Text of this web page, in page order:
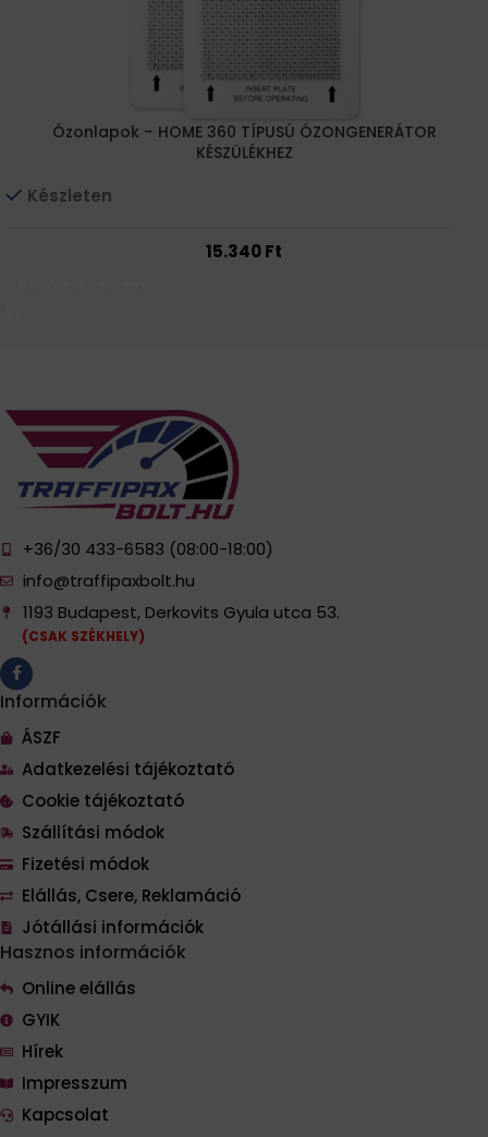
Ózonlapok – HOME 360 TÍPUSÚ ÓZONGENERÁTOR
KÉSZÜLÉKHEZ
Készleten
15.340Ft
+36/30 433-6583 (08:00-18:00)
info@traffipaxbolt.hu
1193 Budapest, Derkovits Gyula utca 53.
(CSAK SZÉKHELY)
Információk
ÁSZF
Adatkezelési tájékoztató
Cookie tájékoztató
Szállítási módok
Fizetési módok
Elállás, Csere, Reklamáció
Jótállási információk
Hasznos információk
Online elállás
GYIK
Hírek
Impresszum
Kapcsolat